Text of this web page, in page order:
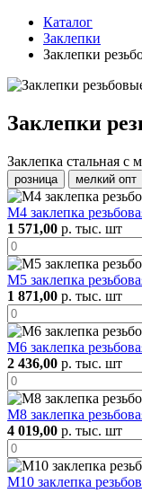
Каталог
Заклепки
Заклепки
Заклепки
Заклепка стальная с
розница мелкий опт
М4 заклепка
1 571,00 р. тыс. шт
М5 заклепка
1 871,00 р. тыс. шт
М6 заклепка
2 436,00 р. тыс. шт
М8 заклепка
4 019,00 р. тыс. шт
М10 заклепка